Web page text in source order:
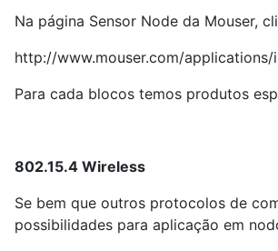
Na página Sensor Node da Mouser,
http://www.mouser.com/
Para cada blocos temos produtos
802.15.4 Wireless
Se bem que outros protocolos de
possibilidades para aplicação em